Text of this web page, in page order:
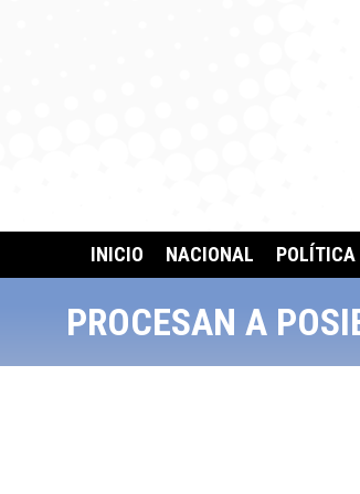
INICIO NACIONAL POLÍTICA
PROCESAN A